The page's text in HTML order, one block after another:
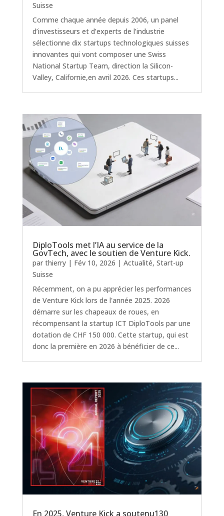
Suisse
Comme chaque année depuis 2006, un panel
d’investisseurs et d’experts de l’industrie
sélectionne dix startups technologiques suisses
innovantes qui vont composer une Swiss
National Startup Team, direction la Silicon-
Valley, Californie,en avril 2026. Ces startups...
DiploTools met l’IA au service de la
GovTech, avec le soutien de Venture Kick.
par thierry| Fév 10, 2026 | Actualité, Start-up
Suisse
Récemment, on a pu apprécier les performances
de Venture Kick lors de l'année 2025. 2026
démarre sur les chapeaux de roues, en
récompensant la startup ICT DiploTools par une
dotation de CHF 150 000. Cette startup, qui est
donc la première en 2026 à bénéficier de ce...
En 2025, Venture Kick a soutenu130